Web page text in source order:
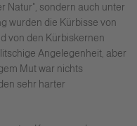
Natur", sondern auch unter
wurden die Kürbisse von
von den Kürbiskernen
Angelegenheit, aber
Mut war nichts
sehr harter